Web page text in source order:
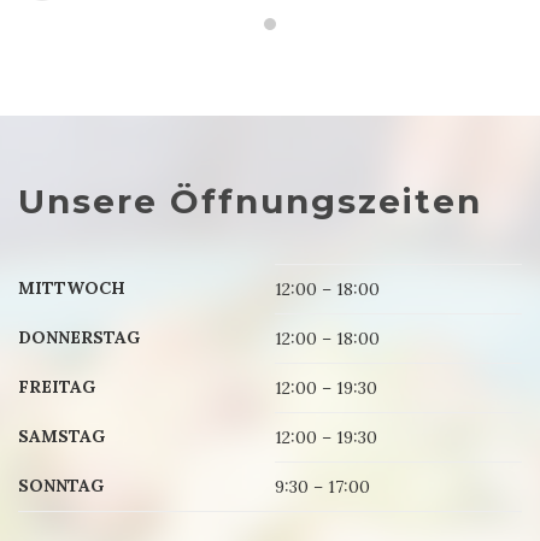
Unsere Öffnungszeiten
MITTWOCH 12:00 – 18:00
DONNERSTAG 12:00 – 18:00
FREITAG 12:00 – 19:30
SAMSTAG 12:00 – 19:30
SONNTAG 9:30 – 17:00